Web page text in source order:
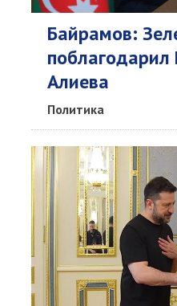
Байрамов:
Алиева
Политика